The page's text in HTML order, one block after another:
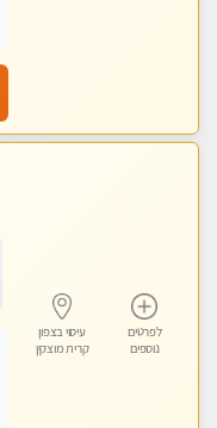
לפרטים
נוספים
עיסוי בצפון
קרית מוצקין